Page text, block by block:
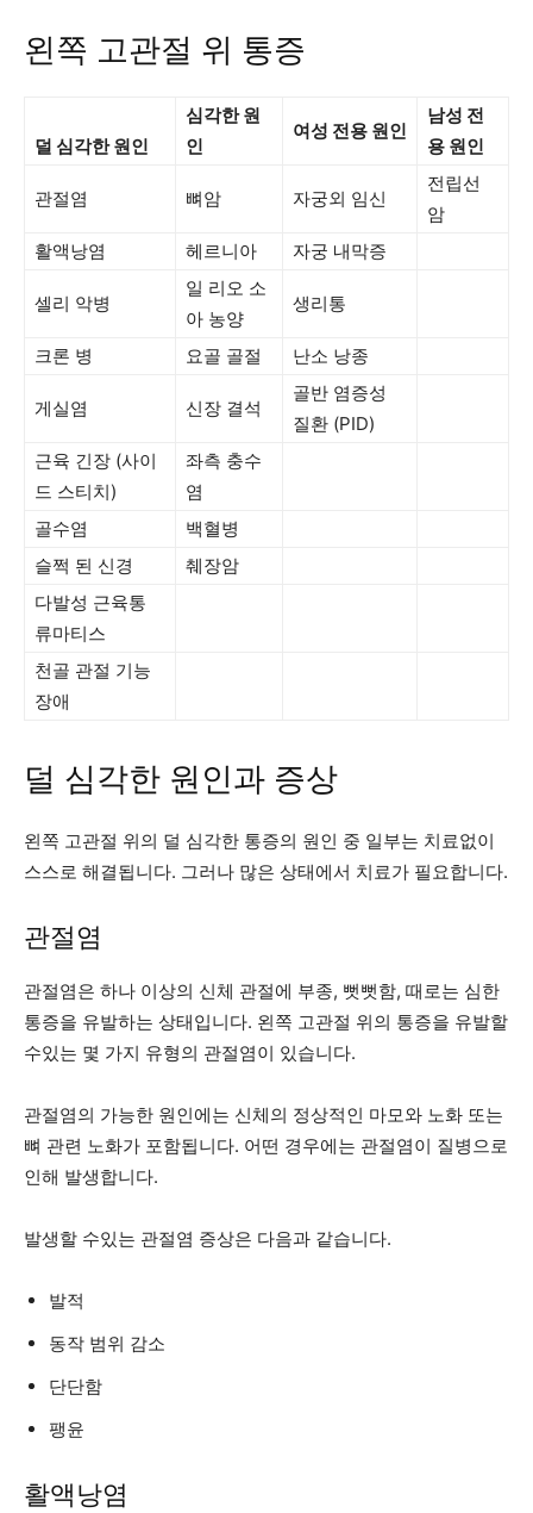
왼쪽 고관절 위 통증
덜 심각한 원인
심각한 원
인
여성 전용 원인
남성 전
용 원인
관절염 뼈암 자궁외 임신
전립선
암
활액낭염
헤르니아 자궁 내막증
셀리 악병
일 리오 소
아 농양
생리통
크론 병 요골 골절 난소 낭종
게실염 신장 결석
골반 염증성
질환 (PID)
근육 긴장 (사이
드 스티치)
좌측 충수
염
골수염
백혈병
슬쩍 된 신경
췌장암
다발성 근육통
류마티스
천골 관절 기능
장애
덜 심각한 원인과 증상
왼쪽 고관절 위의 덜 심각한 통증의 원인 중 일부는 치료없이
스스로 해결됩니다. 그러나 많은 상태에서 치료가 필요합니다.
관절염
관절염은 하나 이상의 신체 관절에 부종, 뻣뻣함, 때로는 심한
통증을 유발하는 상태입니다. 왼쪽 고관절 위의 통증을 유발할
수있는 몇 가지 유형의 관절염이 있습니다.
관절염의 가능한 원인에는 신체의 정상적인 마모와 노화 또는
뼈 관련 노화가 포함됩니다. 어떤 경우에는 관절염이 질병으로
인해 발생합니다.
발생할 수있는 관절염 증상은 다음과 같습니다.
발적
동작 범위 감소
단단함
팽윤
활액낭염